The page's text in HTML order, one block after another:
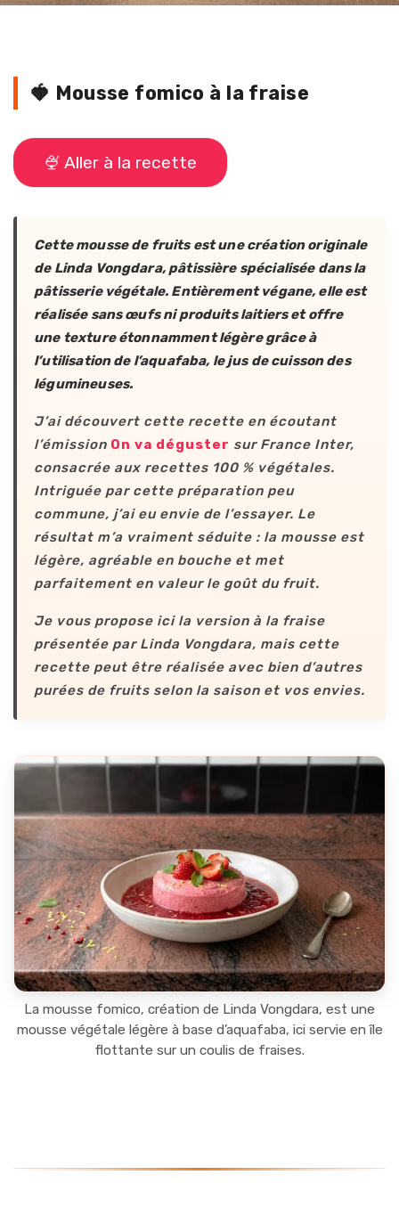
🍓 Mousse fomico à la fraise
🍨 Aller à la recette
Cette mousse de fruits est une création originale
de Linda Vongdara, pâtissière spécialisée dans la
pâtisserie végétale. Entièrement végane, elle est
réalisée sans œufs ni produits laitiers et offre
une texture étonnamment légère grâce à
l’utilisation de l’aquafaba, le jus de cuisson des
légumineuses.
J’ai découvert cette recette en écoutant
l’émission On va déguster sur France Inter,
consacrée aux recettes 100 % végétales.
Intriguée par cette préparation peu
commune, j’ai eu envie de l’essayer. Le
résultat m’a vraiment séduite : la mousse est
légère, agréable en bouche et met
parfaitement en valeur le goût du fruit.
Je vous propose ici la version à la fraise
présentée par Linda Vongdara, mais cette
recette peut être réalisée avec bien d’autres
purées de fruits selon la saison et vos envies.
La mousse fomico, création de Linda Vongdara, est une
mousse végétale légère à base d’aquafaba, ici servie en île
flottante sur un coulis de fraises.